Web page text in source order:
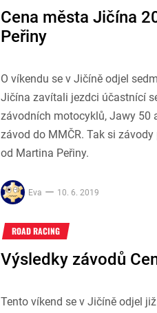
Cena města Jičína
Peřiny
O víkendu se v Jičíně odjel
Jičína zavítali jezdci účastnící
závodních motocyklů, Jawy 50
závod do MMČR. Tak si
od Martina Peřiny.
Eva 10. 6. 2019
ROAD RACING
Výsledky závodů
Tento víkend se v Jičíně odjel